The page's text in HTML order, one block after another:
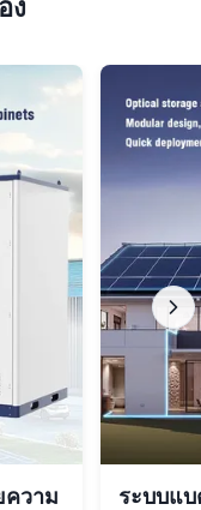
ง
ความ
ระบบแบ